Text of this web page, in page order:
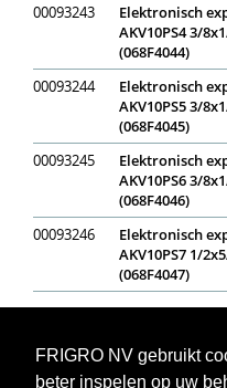
FRIGRO NV gebruikt
beter inspelen op uw
00093243
Elektronisch
AKV10PS4 3/
(068F4044)
00093244
Elektronisch
AKV10PS5 3/
(068F4045)
00093245
Elektronisch
AKV10PS6 3/
(068F4046)
00093246
Elektronisch
AKV10PS7 1/
(068F4047)
Voorraadweergave onder